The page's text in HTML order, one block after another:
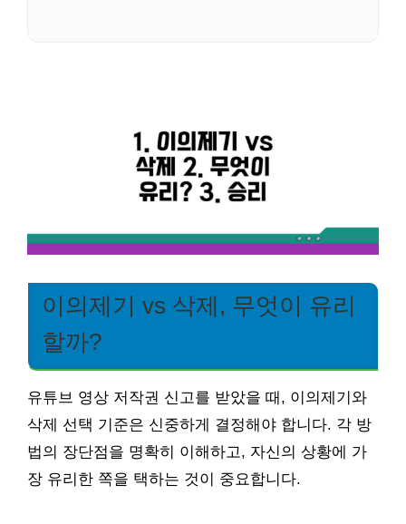
이의제기 vs 삭제, 무엇이 유리
할까?
유튜브 영상 저작권 신고를 받았을 때, 이의제기와
삭제 선택 기준은 신중하게 결정해야 합니다. 각 방
법의 장단점을 명확히 이해하고, 자신의 상황에 가
장 유리한 쪽을 택하는 것이 중요합니다.